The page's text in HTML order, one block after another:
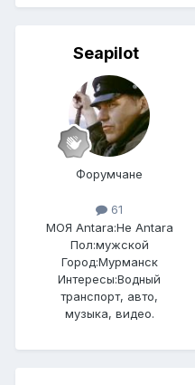
Seapilot
Форумчане
61
МОЯ Antara:Не Antara
Пол:мужской
Город:Мурманск
Интересы:Водный
транспорт, авто,
музыка, видео.